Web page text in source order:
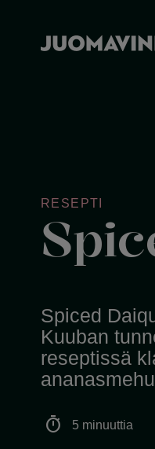
RESEPTI
Spiced
Kuuban
reseptissä
timer 5 minuuttia